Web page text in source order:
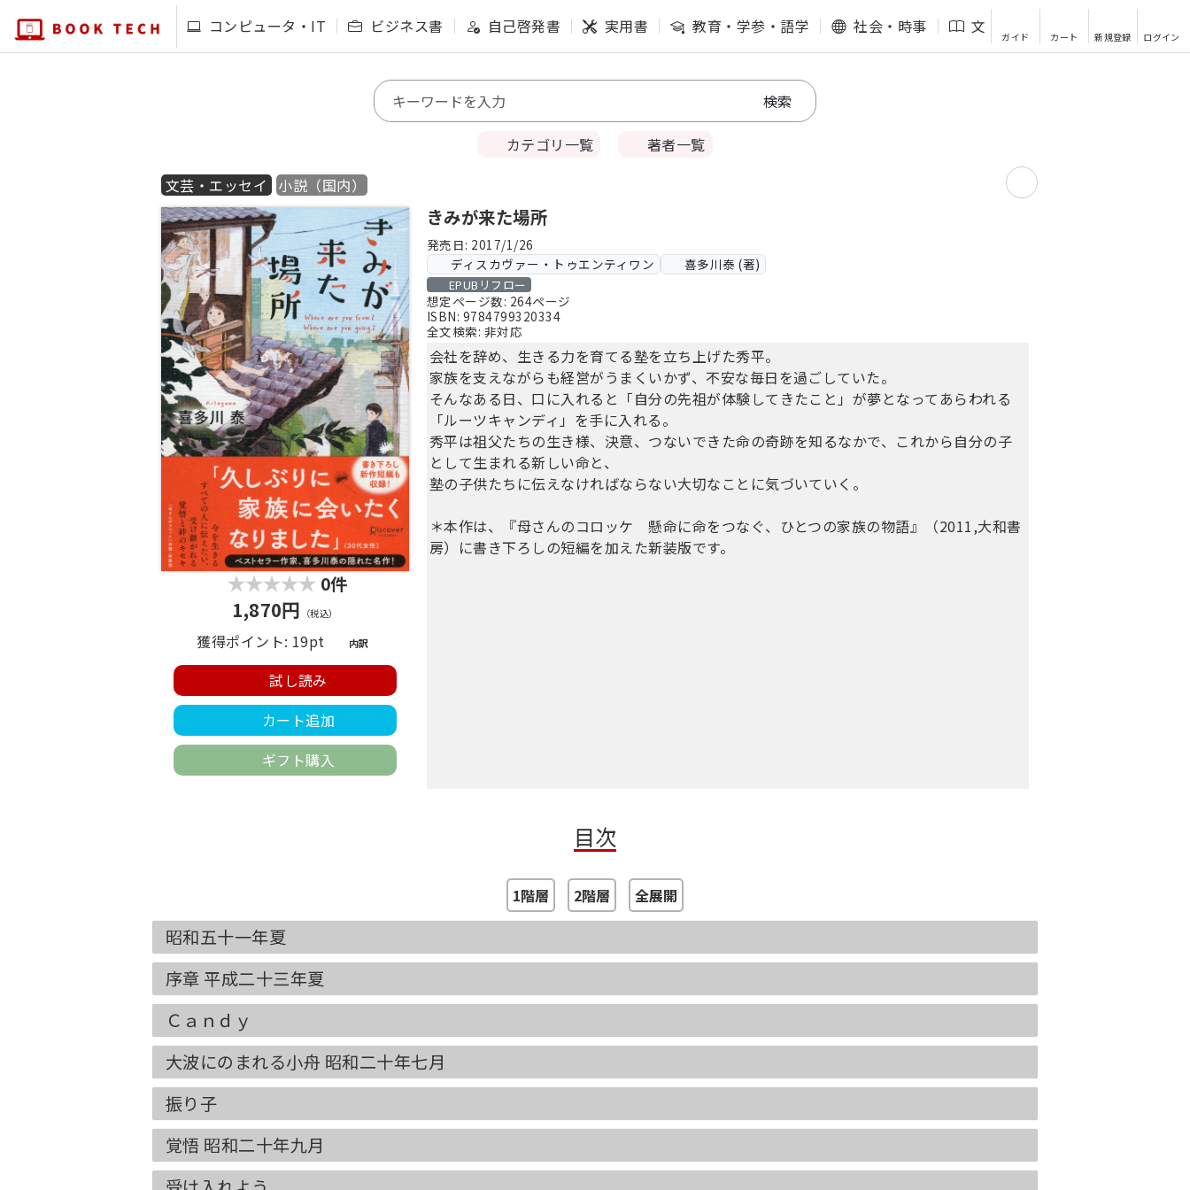
コンピュータ・IT ビジネス書 自己啓発書 実用書 教育・学参・語学 社会・時事 文芸・エッセイ
ガイド カート 新規登録 ログイン
カテゴリ一覧
著者一覧
文芸・エッセイ
小説（国内）
0件
1,870円 （税込）
獲得ポイント: 19pt 内訳
試し読み
カート追加
ギフト購入
きみが来た場所
発売日: 2017/1/26
ディスカヴァー・トゥエンティワン
喜多川泰 (著)
EPUBリフロー
想定ページ数: 264ページ
ISBN: 9784799320334
全文検索: 非対応
会社を辞め、生きる力を育てる塾を立ち上げた秀平。
家族を支えながらも経営がうまくいかず、不安な毎日を過ごしていた。
そんなある日、口に入れると「自分の先祖が体験してきたこと」が夢となってあらわれる
「ルーツキャンディ」を手に入れる。
秀平は祖父たちの生き様、決意、つないできた命の奇跡を知るなかで、これから自分の子
として生まれる新しい命と、
塾の子供たちに伝えなければならない大切なことに気づいていく。
＊本作は、『母さんのコロッケ 懸命に命をつなぐ、ひとつの家族の物語』（2011,大和書
房）に書き下ろしの短編を加えた新装版です。
目次
1階層 2階層 全展開
昭和五十一年夏
序章 平成二十三年夏
Ｃａｎｄｙ
大波にのまれる小舟 昭和二十年七月
振り子
覚悟 昭和二十年九月